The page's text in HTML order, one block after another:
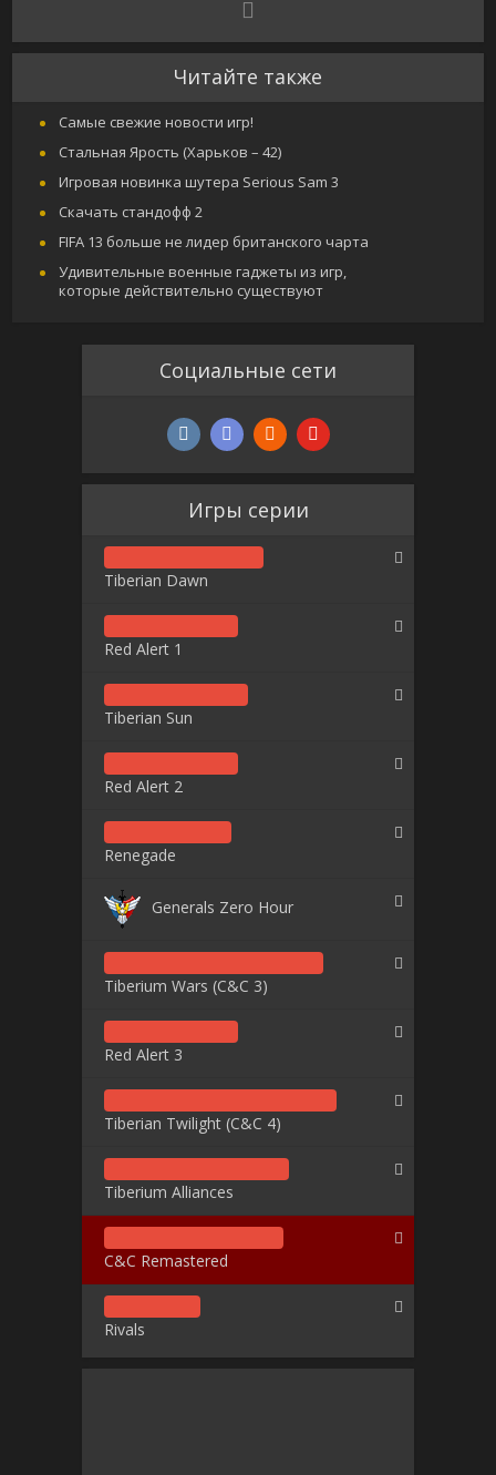
Читайте также
Самые свежие новости игр!
Стальная Ярость (Харьков – 42)
Игровая новинка шутера Serious Sam 3
Скачать стандофф 2
FIFA 13 больше не лидер британского чарта
Удивительные военные гаджеты из игр,
которые действительно существуют
Социальные сети
Игры серии
Tiberian Dawn
Red Alert 1
Tiberian Sun
Red Alert 2
Renegade
Generals Zero Hour
Tiberium Wars (C&C 3)
Red Alert 3
Tiberian Twilight (C&C 4)
Tiberium Alliances
C&C Remastered
Rivals